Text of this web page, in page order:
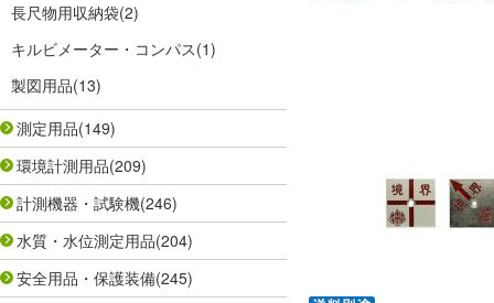
長尺物用収納袋(2)
キルビメーター・コンパス(1)
製図用品(13)
測定用品(149)
環境計測用品(209)
計測機器・試験機(246)
水質・水位測定用品(204)
安全用品・保護装備(245)